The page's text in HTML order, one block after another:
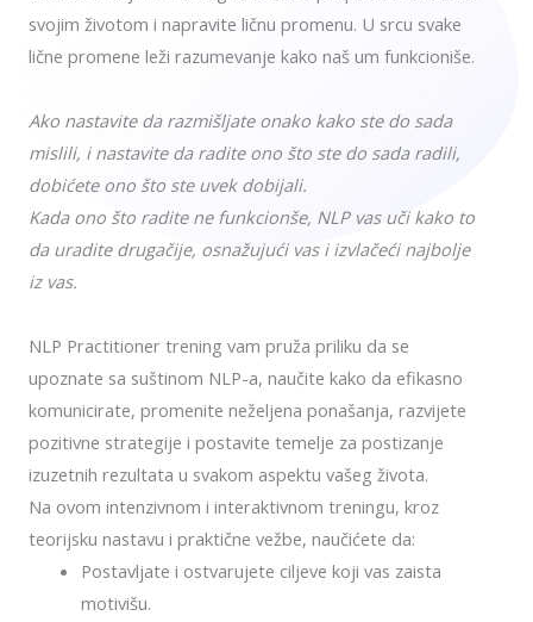
svojim životom i napravite ličnu promenu. U srcu svake
lične promene leži razumevanje kako naš um funkcioniše.
Ako nastavite da razmišljate onako kako ste do sada
mislili, i nastavite da radite ono što ste do sada radili,
dobićete ono što ste uvek dobijali.
Kada ono što radite ne funkcionše, NLP vas uči kako to
da uradite drugačije, osnažujući vas i izvlačeći najbolje
iz vas.
NLP Practitioner trening vam pruža priliku da se
upoznate sa suštinom NLP-a, naučite kako da efikasno
komunicirate, promenite neželjena ponašanja, razvijete
pozitivne strategije i postavite temelje za postizanje
izuzetnih rezultata u svakom aspektu vašeg života.
Na ovom intenzivnom i interaktivnom treningu, kroz
teorijsku nastavu i praktične vežbe, naučićete da:
Postavljate i ostvarujete ciljeve koji vas zaista
motivišu.